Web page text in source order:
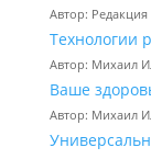
Автор: Редакция
Технологии
Автор: Михаил
Ваше
Автор: Михаил